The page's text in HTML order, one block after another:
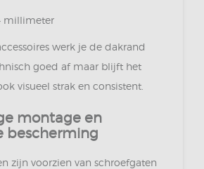
millimeter
werk je de dakrand
goed af maar blijft het
visueel strak en consistent.
montage en
bescherming
zijn voorzien van schroefgaten